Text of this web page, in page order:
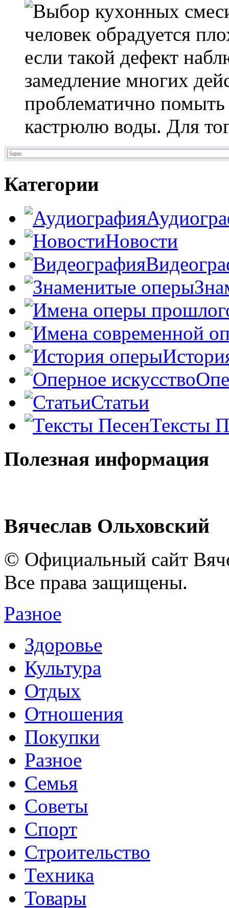
человек обрадуется
если такой дефект
замедление многих
проблематично помыть
кастрюлю воды. Для
Категории
Новости
Статьи
Тексты
Полезная информация
Вячеслав Ольховский
© Официальный сайт
Все права защищены.
Разное
Здоровье
Культура
Отдых
Отношения
Покупки
Разное
Семья
Советы
Спорт
Строительство
Техника
Товары